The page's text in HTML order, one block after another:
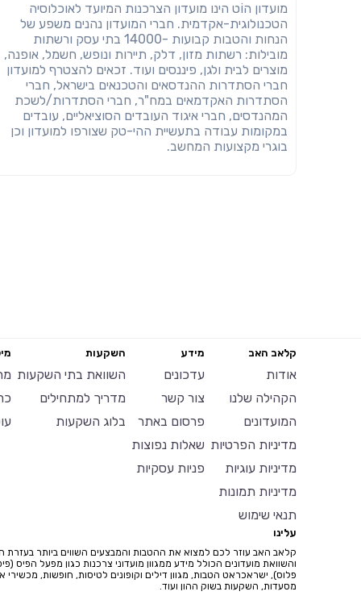
מועדון הוֹט הינו מועדון הצרכנות המיועד לאוכלוסיה
הטכנולוגית-אקדמית. חברי המועדון נהנים משפע של
הנחות והטבות קבועות -14000 בתי עסק ורשתות
מובילות: רשתות מזון, דלק, תיירות ונופש, חשמל, אופנה,
מוצרים לבית ולגן, פיננסים ועוד. זכאים להצטרף למועדון
חברי הסתדרות ההנדסאים והטכנאים בישראל, חברי
הסתדרות האקדמאים במח"ר, חברי הסתדרות/לשכת
המהנדסים, חברי איגוד העובדים הסוציאליים, עובדים
במקומות עבודה בתעשיית ההי-טק שצורפו למועדון וכן
בוגרי מקצועות המחשב.
קלאב האב
אודות
הקהילה שלנו
המועדונים
מדיניות הפרטיות
מדיניות עוגיות
מדיניות תמונות
תנאי שימוש
מידע
עדכונים
צור קשר
פרסום באתר
שאלות נפוצות
פניות עסקיות
השקעות
השוואת בתי השקעות
מדריך למתחילים
בלוג השקעות
עלינו
קלאב האב עוזר לכם למצוא את ההטבות והמבצעים השווים ביותר בעזרת
והשוואת מועדונים הכולל מידע ממגוון מועדוני צרכנות כגון מפעל הפיס
פלוס), ישראכראט הטבות, מגוון דילים וקופונים לטיסות, חופשות, מכשירי
מסעדות, השקעות בשוק ההון ועוד.